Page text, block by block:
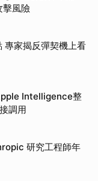
擊風險
專家揭反彈契機上看
Intelligence整
調用
研究工程師年